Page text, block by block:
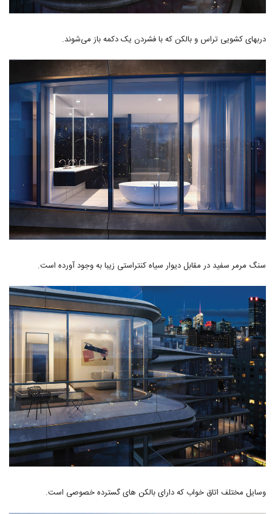
دربهای کشویی تراس و بالکن که با فشردن یک دکمه باز می‌شوند.
سنگ مرمر سفید در مقابل دیوار سیاه کنتراستی زیبا به وجود آورده است.
وسایل مختلف اتاق خواب که دارای بالکن های گسترده خصوصی است.